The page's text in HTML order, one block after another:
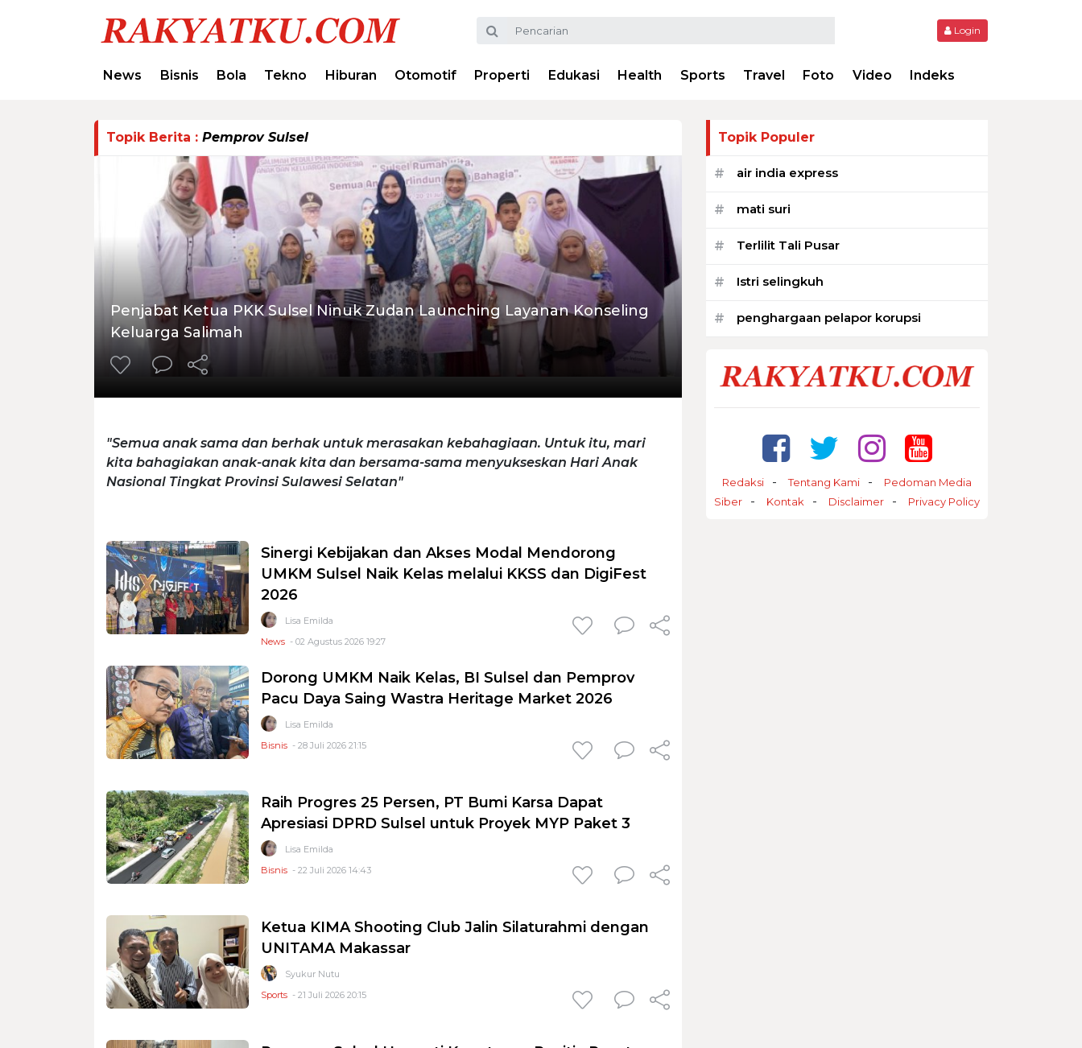
Login
News Bisnis Bola Tekno Hiburan Otomotif Properti Edukasi Health Sports Travel Foto Video Indeks
Topik Berita : Pemprov Sulsel
Penjabat Ketua PKK Sulsel Ninuk Zudan Launching Layanan Konseling
Keluarga Salimah
"Semua anak sama dan berhak untuk merasakan kebahagiaan. Untuk itu, mari
kita bahagiakan anak-anak kita dan bersama-sama menyukseskan Hari Anak
Nasional Tingkat Provinsi Sulawesi Selatan"
Sinergi Kebijakan dan Akses Modal Mendorong
UMKM Sulsel Naik Kelas melalui KKSS dan DigiFest
2026
Lisa Emilda
News - 02 Agustus 2026 19:27
Dorong UMKM Naik Kelas, BI Sulsel dan Pemprov
Pacu Daya Saing Wastra Heritage Market 2026
Lisa Emilda
Bisnis - 28 Juli 2026 21:15
Raih Progres 25 Persen, PT Bumi Karsa Dapat
Apresiasi DPRD Sulsel untuk Proyek MYP Paket 3
Lisa Emilda
Bisnis - 22 Juli 2026 14:43
Ketua KIMA Shooting Club Jalin Silaturahmi dengan
UNITAMA Makassar
Syukur Nutu
Sports - 21 Juli 2026 20:15
Topik Populer
# air india express
# mati suri
# Terlilit Tali Pusar
# Istri selingkuh
# penghargaan pelapor korupsi
Redaksi Tentang Kami
Pedoman Media
Siber
Kontak Disclaimer Privacy Policy